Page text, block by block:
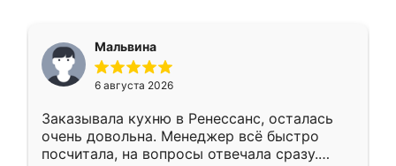
Мальвина
6 августа 2026
Заказывала кухню в Ренессанс, осталась
очень довольна. Менеджер всё быстро
посчитала, на вопросы отвечала сразу.